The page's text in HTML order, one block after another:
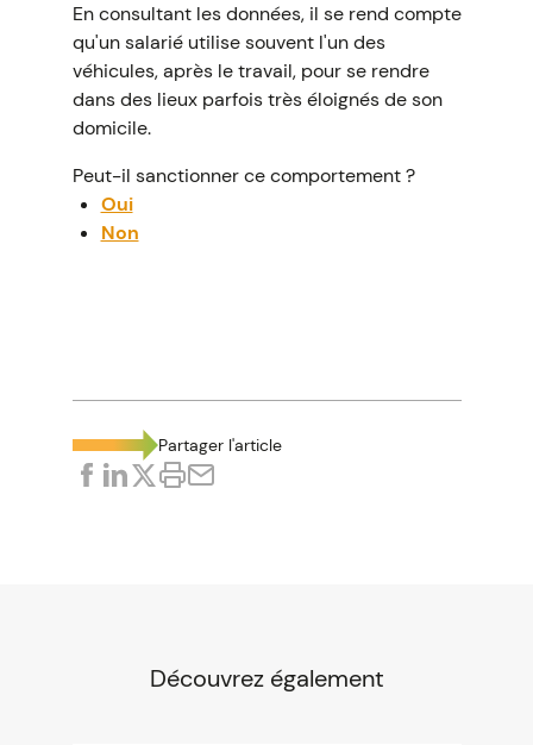
En consultant les données, il se rend compte
qu'un salarié utilise souvent l'un des
véhicules, après le travail, pour se rendre
dans des lieux parfois très éloignés de son
domicile.
Peut-il sanctionner ce comportement ?
Oui
Non
effectuée par l'employeur grâce à un
système installé sur le véhicule
professionnel est uniquement destinée à la
protection contre le vol et à la vérification
preuve est donc illicite et ne peut pas
Partager l'article
Découvrez également